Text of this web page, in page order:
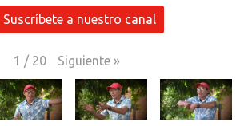
Suscríbete a nuestro canal
1 / 20 Siguiente »